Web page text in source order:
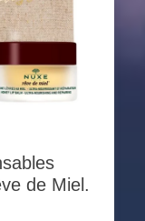
de Miel.